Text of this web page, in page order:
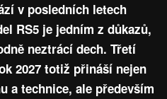
v posledních letech
RS5 je jedním z důkazů,
neztrácí dech. Třetí
2027 totiž přináší nejen
a technice, ale především